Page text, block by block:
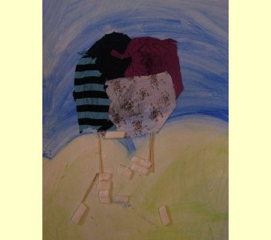
PRO RODIČE
TALENTOVÉ ZKOUŠKY
STUDIJNÍ OBORY
GALERIE
VIDEA - FILMOVÁ TVORBA
PEDAGOGICKÝ SBOR